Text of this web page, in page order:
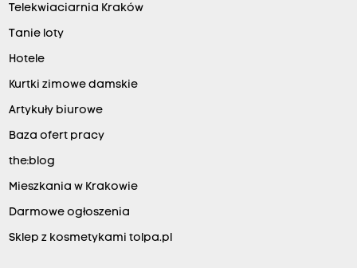
Telekwiaciarnia Kraków
Tanie loty
Hotele
Kurtki zimowe damskie
Artykuły biurowe
Baza ofert pracy
the:blog
Mieszkania w Krakowie
Darmowe ogłoszenia
Sklep z kosmetykami tolpa.pl